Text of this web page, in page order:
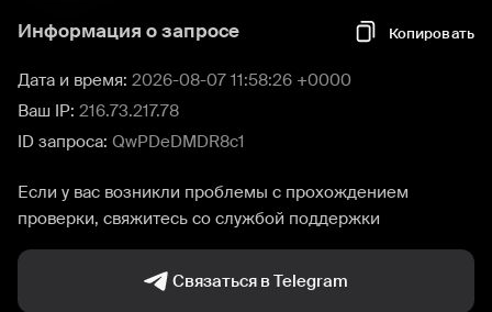
Информация о запросе Копировать
Дата и время: 2026-08-07 11:58:26 +0000
Ваш IP: 216.73.217.78
ID запроса: QwPDeDMDR8c1
Если у вас возникли проблемы с прохождением
проверки, свяжитесь со службой поддержки
Связаться в Telegram